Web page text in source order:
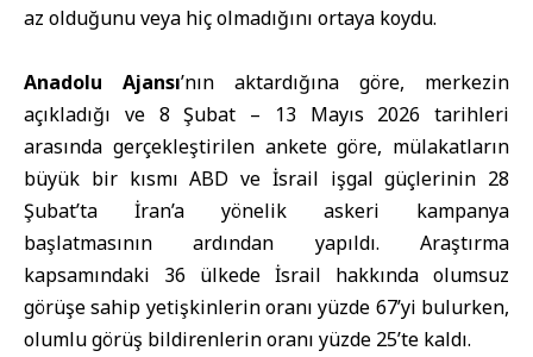
az olduğunu veya hiç olmadığını ortaya koydu.
Anadolu Ajansı’nın aktardığına göre, merkezin
açıkladığı ve 8 Şubat – 13 Mayıs 2026 tarihleri
arasında gerçekleştirilen ankete göre, mülakatların
büyük bir kısmı ABD ve İsrail işgal güçlerinin 28
Şubat’ta İran’a yönelik askeri kampanya
başlatmasının ardından yapıldı. Araştırma
kapsamındaki 36 ülkede İsrail hakkında olumsuz
görüşe sahip yetişkinlerin oranı yüzde 67’yi bulurken,
olumlu görüş bildirenlerin oranı yüzde 25’te kaldı.